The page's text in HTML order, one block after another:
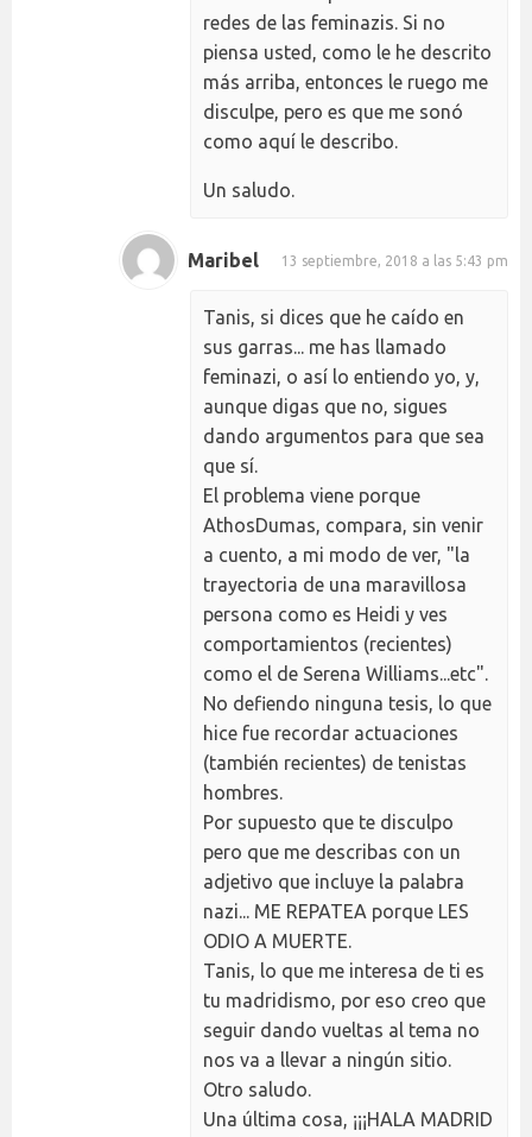
redes de las feminazis. Si no
piensa usted, como le he descrito
más arriba, entonces le ruego me
disculpe, pero es que me sonó
como aquí le describo.
Un saludo.
Maribel 13 septiembre, 2018 a las 5:43 pm
Tanis, si dices que he caído en
sus garras... me has llamado
feminazi, o así lo entiendo yo, y,
aunque digas que no, sigues
dando argumentos para que sea
que sí.
El problema viene porque
AthosDumas, compara, sin venir
a cuento, a mi modo de ver, "la
trayectoria de una maravillosa
persona como es Heidi y ves
comportamientos (recientes)
como el de Serena Williams...etc".
No defiendo ninguna tesis, lo que
hice fue recordar actuaciones
(también recientes) de tenistas
hombres.
Por supuesto que te disculpo
pero que me describas con un
adjetivo que incluye la palabra
nazi... ME REPATEA porque LES
ODIO A MUERTE.
Tanis, lo que me interesa de ti es
tu madridismo, por eso creo que
seguir dando vueltas al tema no
nos va a llevar a ningún sitio.
Otro saludo.
Una última cosa, ¡¡¡HALA MADRID